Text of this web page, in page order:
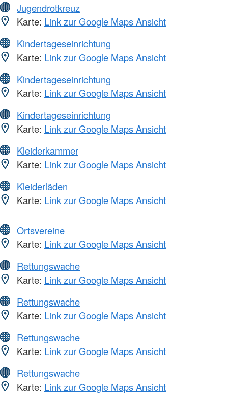
Jugendrotkreuz
Karte: Link zur Google Maps Ansicht
Kindertageseinrichtung
Karte: Link zur Google Maps Ansicht
Kindertageseinrichtung
Karte: Link zur Google Maps Ansicht
Kindertageseinrichtung
Karte: Link zur Google Maps Ansicht
Kleiderkammer
Karte: Link zur Google Maps Ansicht
Kleiderläden
Karte: Link zur Google Maps Ansicht
Ortsvereine
Karte: Link zur Google Maps Ansicht
Rettungswache
Karte: Link zur Google Maps Ansicht
Rettungswache
Karte: Link zur Google Maps Ansicht
Rettungswache
Karte: Link zur Google Maps Ansicht
Rettungswache
Karte: Link zur Google Maps Ansicht